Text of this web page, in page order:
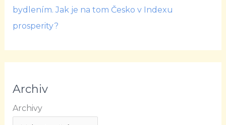
bydlením. Jak je na tom Česko v Indexu
prosperity?
Archiv
Archivy